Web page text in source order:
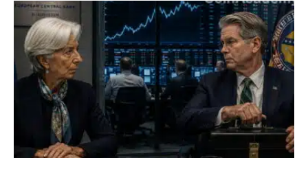
Yen : Washington a vendu des euros sans prévenir la